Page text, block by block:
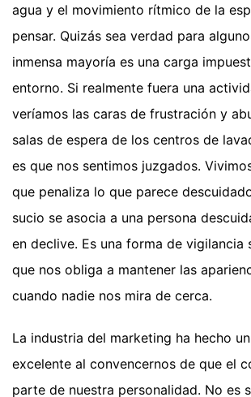
agua y el movimiento rítmico de la
pensar. Quizás sea verdad para
inmensa mayoría es una carga
entorno. Si realmente fuera una
veríamos las caras de frustración y
salas de espera de los centros de
es que nos sentimos juzgados.
que penaliza lo que parece
sucio se asocia a una persona
en declive. Es una forma de vigilancia
que nos obliga a mantener las
cuando nadie nos mira de cerca.
La industria del marketing ha hecho
excelente al convencernos de que el
parte de nuestra personalidad. No es